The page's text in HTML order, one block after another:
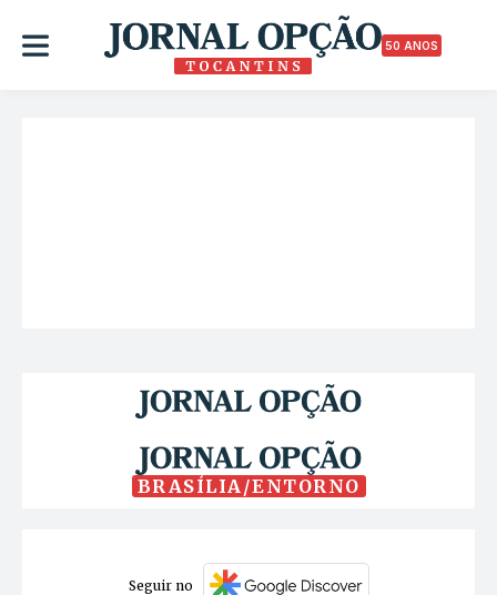
50 ANOS
BRASÍLIA/ENTORNO
Seguir no